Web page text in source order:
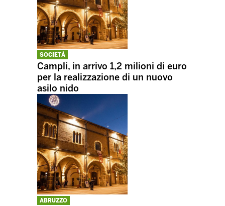
SOCIETÀ
Campli, in arrivo 1,2 milioni di euro
per la realizzazione di un nuovo
asilo nido
ABRUZZO